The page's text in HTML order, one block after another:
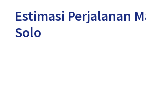
Estimasi Perjalanan
Solo